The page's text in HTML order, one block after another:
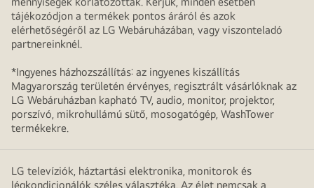
tájékozódjon a termékek pontos áráról és azok
elérhetőségéről az LG Webáruházában, vagy viszonteladó
partnereinknél.
*Ingyenes házhozszállítás: az ingyenes kiszállítás
Magyarország területén érvényes, regisztrált vásárlóknak az
LG Webáruházban kapható TV, audio, monitor, projektor,
porszívó, mikrohullámú sütő, mosogatógép, WashTower
termékekre.
LG televíziók, háztartási elektronika, monitorok és
légkondicionálók széles választéka. Az élet nemcsak a